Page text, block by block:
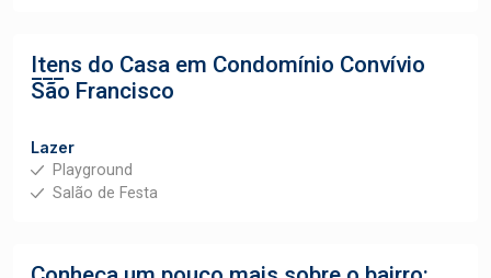
Itens do Casa em Condomínio Convívio
São Francisco
Lazer
Playground
Salão de Festa